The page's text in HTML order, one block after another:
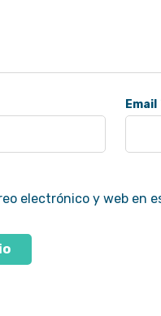
Email
electrónico y web en